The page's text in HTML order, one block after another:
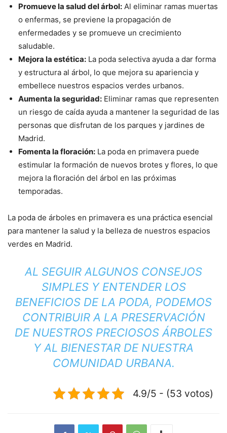
Promueve la salud del árbol: Al eliminar ramas muertas
o enfermas, se previene la propagación de
enfermedades y se promueve un crecimiento
saludable.
Mejora la estética: La poda selectiva ayuda a dar forma
y estructura al árbol, lo que mejora su apariencia y
embellece nuestros espacios verdes urbanos.
Aumenta la seguridad: Eliminar ramas que representen
un riesgo de caída ayuda a mantener la seguridad de las
personas que disfrutan de los parques y jardines de
Madrid.
Fomenta la floración: La poda en primavera puede
estimular la formación de nuevos brotes y flores, lo que
mejora la floración del árbol en las próximas
temporadas.
La poda de árboles en primavera es una práctica esencial
para mantener la salud y la belleza de nuestros espacios
verdes en Madrid.
AL SEGUIR ALGUNOS CONSEJOS
SIMPLES Y ENTENDER LOS
BENEFICIOS DE LA PODA, PODEMOS
CONTRIBUIR A LA PRESERVACIÓN
DE NUESTROS PRECIOSOS ÁRBOLES
Y AL BIENESTAR DE NUESTRA
COMUNIDAD URBANA.
4.9/5 - (53 votos)